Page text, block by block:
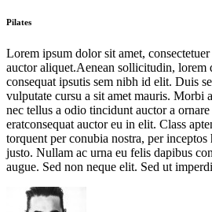
Pilates
Lorem ipsum dolor sit amet,
auctor aliquet.Aenean sollicitudin, lorem
consequat ipsutis sem nibh id elit. Duis
vulputate cursu a sit amet mauris. Morbi
nec tellus a odio tincidunt auctor a
eratconsequat auctor eu in elit. Class
torquent per conubia nostra, per
justo. Nullam ac urna eu felis dapibus
augue. Sed non neque elit. Sed ut